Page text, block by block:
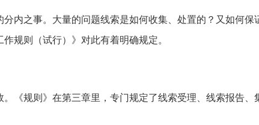
内之事。大量的问题线索是如何收集、处置的？又如何保
规则（试行）》对此有着明确规定。
《规则》在第三章里，专门规定了线索受理、线索报告、